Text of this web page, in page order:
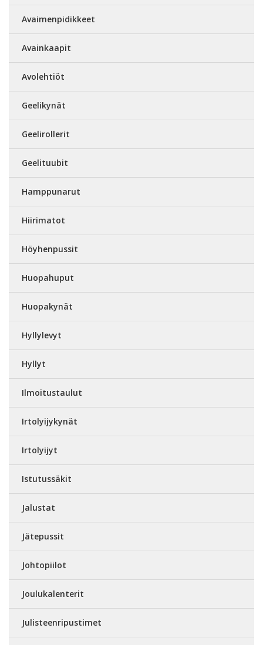
Avaimenpidikkeet
Avainkaapit
Avolehtiöt
Geelikynät
Geelirollerit
Geelituubit
Hamppunarut
Hiirimatot
Höyhenpussit
Huopahuput
Huopakynät
Hyllylevyt
Hyllyt
Ilmoitustaulut
Irtolyijykynät
Irtolyijyt
Istutussäkit
Jalustat
Jätepussit
Johtopiilot
Joulukalenterit
Julisteenripustimet